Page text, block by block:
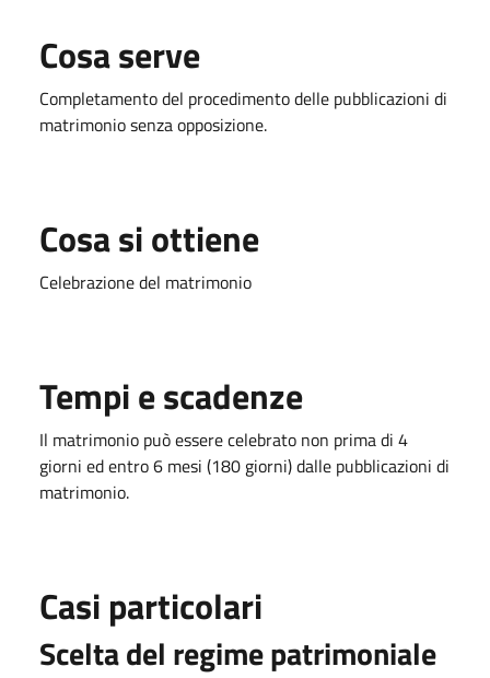
Cosa serve
Completamento del procedimento delle pubblicazioni di
matrimonio senza opposizione.
Cosa si ottiene
Celebrazione del matrimonio
Tempi e scadenze
Il matrimonio può essere celebrato non prima di 4
giorni ed entro 6 mesi (180 giorni) dalle pubblicazioni di
matrimonio.
Casi particolari
​Scelta del regime patrimoniale